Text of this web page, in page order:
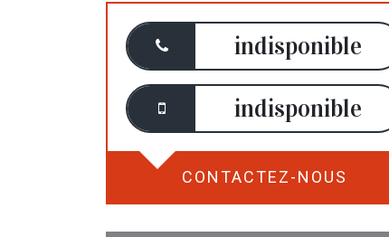
indisponible
indisponible
CONTACTEZ-NOUS